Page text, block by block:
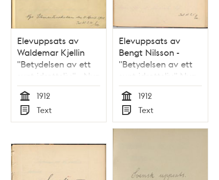
Elevuppsats av
Waldemar Kjellin
"Betydelsen av ett
sunt idrottsliv" - Nya
Elementarskolan VT
1912
Tid
1912
Typ
Text
Elevuppsats av
Bengt Nilsson -
"Betydelsen av ett
sunt idrottsliv" Nya
Elementarskolan VT
1912
Tid
1912
Typ
Text